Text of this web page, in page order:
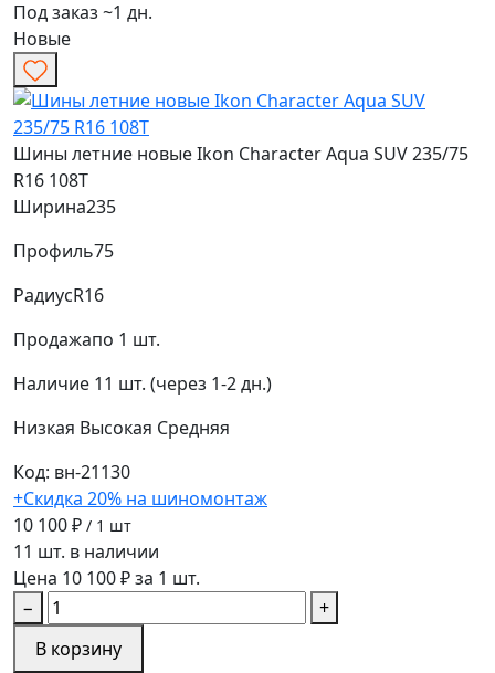
Под заказ ~1 дн.
Новые
Шины летние новые Ikon Character Aqua SUV 235/75
R16 108T
Ширина235
Профиль75
РадиусR16
Продажапо 1 шт.
Наличие 11 шт. (через 1-2 дн.)
Низкая Высокая Средняя
Код: вн-21130
+Скидка 20% на шиномонтаж
10 100 ₽ / 1 шт
11 шт. в наличии
Цена 10 100 ₽ за 1 шт.
−
+
В корзину